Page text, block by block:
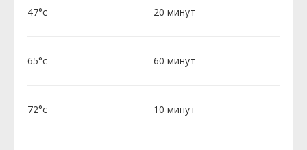
47°c 20 минут
65°c 60 минут
72°c 10 минут